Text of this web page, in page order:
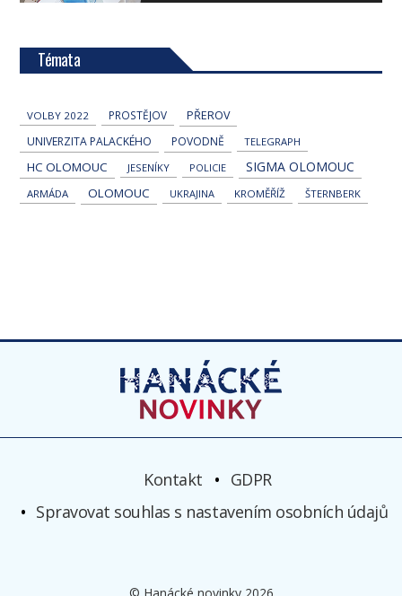
Témata
VOLBY 2022 PROSTĚJOV
PŘEROV
UNIVERZITA PALACKÉHO
POVODNĚ TELEGRAPH
HC OLOMOUC JESENÍKY POLICIE SIGMA OLOMOUC
ARMÁDA OLOMOUC UKRAJINA KROMĚŘÍŽ ŠTERNBERK
Kontakt
GDPR
Spravovat souhlas s nastavením osobních údajů